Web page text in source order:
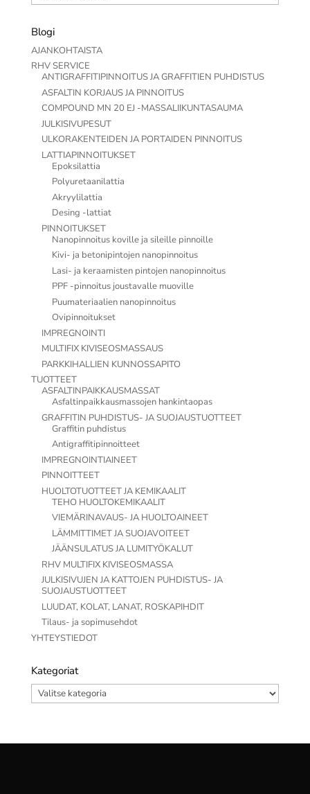
Blogi
AJANKOHTAISTA
RHV SERVICE
ANTIGRAFFITIPINNOITUS JA GRAFFITIEN PUHDISTUS
ASFALTIN KORJAUS JA PINNOITUS
COMPOUND MN 20 EJ -MASSALIIKUNTASAUMA
JULKISIVUPESUT
ULKORAKENTEIDEN JA PORTAIDEN PINNOITUS
LATTIAPINNOITUKSET
Epoksilattia
Polyuretaanilattia
Akryylilattia
Desing -lattiat
PINNOITUKSET
Nanopinnoitus koville ja sileille pinnoille
Kivi- ja betonipintojen nanopinnoitus
Lasi- ja keraamisten pintojen nanopinnoitus
PPF -pinnoitus joustavalle muoville
Puumateriaalien nanopinnoitus
Ovipinnoitukset
IMPREGNOINTI
MULTIFIX KIVISEOSMASSAUS
PARKKIHALLIEN KUNNOSSAPITO
TUOTTEET
ASFALTINPAIKKAUSMASSAT
Asfaltinpaikkausmassojen hankintaopas
GRAFFITIN PUHDISTUS- JA SUOJAUSTUOTTEET
Graffitin puhdistus
Antigraffitipinnoitteet
IMPREGNOINTIAINEET
PINNOITTEET
HUOLTOTUOTTEET JA KEMIKAALIT
TEHO HUOLTOKEMIKAALIT
VIEMÄRINAVAUS- JA HUOLTOAINEET
LÄMMITTIMET JA SUOJAVOITEET
JÄÄNSULATUS JA LUMITYÖKALUT
RHV MULTIFIX KIVISEOSMASSA
JULKISIVUJEN JA KATTOJEN PUHDISTUS- JA
SUOJAUSTUOTTEET
LUUDAT, KOLAT, LANAT, ROSKAPIHDIT
Tilaus- ja sopimusehdot
YHTEYSTIEDOT
Kategoriat
Kategoriat